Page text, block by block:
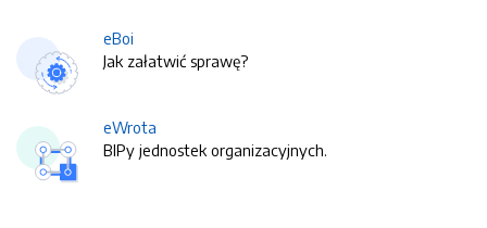
eBoi
Jak załatwić sprawę?
eWrota
BIPy jednostek organizacyjnych.